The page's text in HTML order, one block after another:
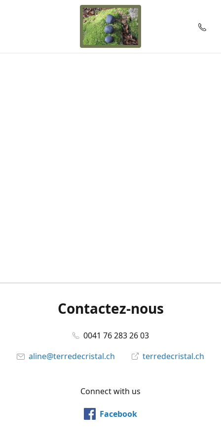
Contactez-nous
0041 76 283 26 03
aline@terredecristal.ch
terredecristal.ch
Connect with us
Facebook